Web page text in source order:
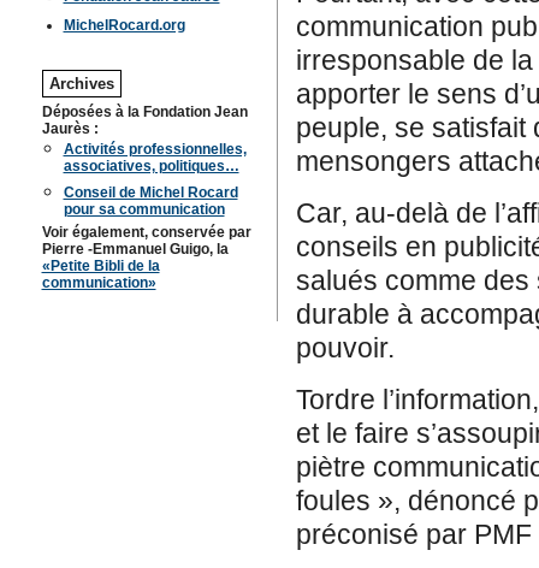
communication
irresponsable de
apporter le sens
peuple, se
mensongers
Car, au-delà de
conseils en
salués comme
durable à
pouvoir.
Tordre
et le faire
piètre
foules », dénoncé
préconisé par PMF
MichelRocard.org
Archives
Déposées à la Fondation Jean
Jaurès :
Activités professionnelles,
associatives, politiques…
Conseil de Michel Rocard
pour sa communication
Voir également, conservée par
Pierre -Emmanuel Guigo, la
«Petite Bibli de la
communication»